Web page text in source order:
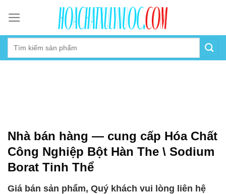
content
Nhà bán hàng — cung cấp Hóa Chất
Công Nghiệp Bột Hàn The \ Sodium
Borat Tinh Thể
Giá bán sản phẩm, Quý khách vui lòng liên hệ